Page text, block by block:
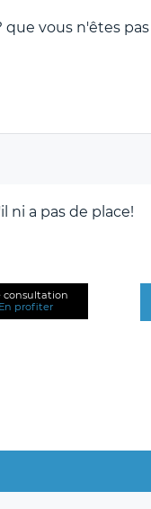
vous n'êtes
ni a pas de place!
consultation
En profiter